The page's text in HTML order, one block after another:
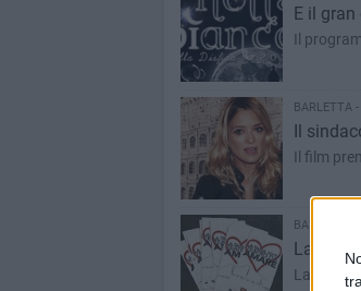
E il
Il
BARLETTA
Il
Il film
BARLETTA -
La Tana
La